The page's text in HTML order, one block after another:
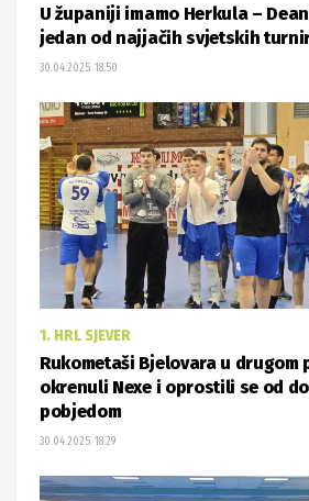
U županiji imamo Herkula –
jedan od najjačih svjetskih
30.04.2025. 18:50
1. HRL SJEVER
Rukometaši Bjelovara u drugom
okrenuli Nexe i oprostili se od
pobjedom
30.04.2025. 18:29